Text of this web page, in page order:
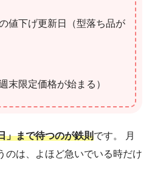
値下げ更新日（型落ち品が
末限定価格が始まる）
」まで待つのが鉄則です。 月
のは、よほど急いでいる時だけ